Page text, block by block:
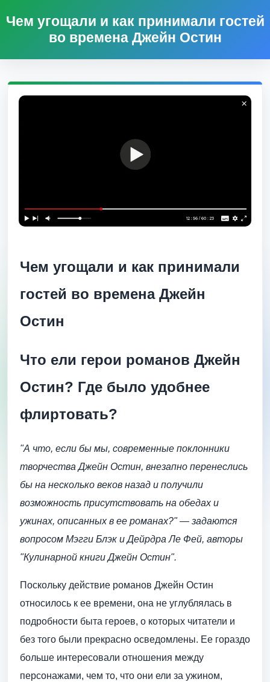
Чем угощали и как принимали гостей
во времена Джейн Остин
Чем угощали и как принимали
гостей во времена Джейн
Остин
Что ели герои романов Джейн
Остин? Где было удобнее
флиртовать?
"А что, если бы мы, современные поклонники
творчества Джейн Остин, внезапно перенеслись
бы на несколько веков назад и получили
возможность присутствовать на обедах и
ужинах, описанных в ее романах?" — задаются
вопросом Мэгги Блэк и Дейрдра Ле Фей, авторы
"Кулинарной книги Джейн Остин".
Поскольку действие романов Джейн Остин
относилось к ее времени, она не углублялась в
подробности быта героев, о которых читатели и
без того были прекрасно осведомлены. Ее гораздо
больше интересовали отношения между
персонажами, чем то, что они ели за ужином,